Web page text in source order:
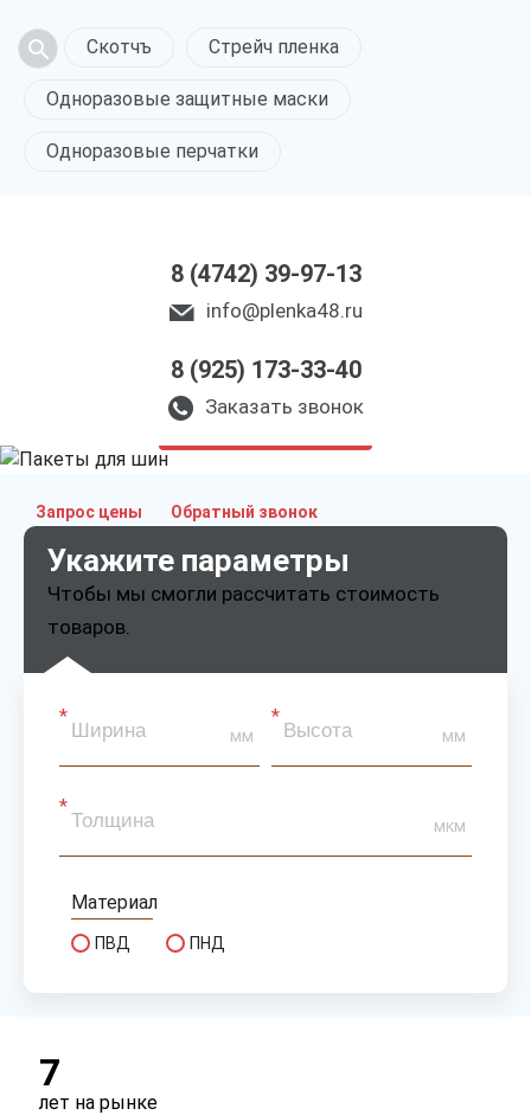
Скотчъ Стрейч пленка
Одноразовые защитные маски
Одноразовые перчатки
8 (4742) 39-97-13
info@plenka48.ru
8 (925) 173-33-40
Заказать звонок
Пакеты для шин
в Липецке
Запрос цены Обратный звонок
Укажите параметры
Чтобы мы смогли рассчитать стоимость
товаров.
мм мм
мкм
Материал
ПВД ПНД
7
лет на рынке